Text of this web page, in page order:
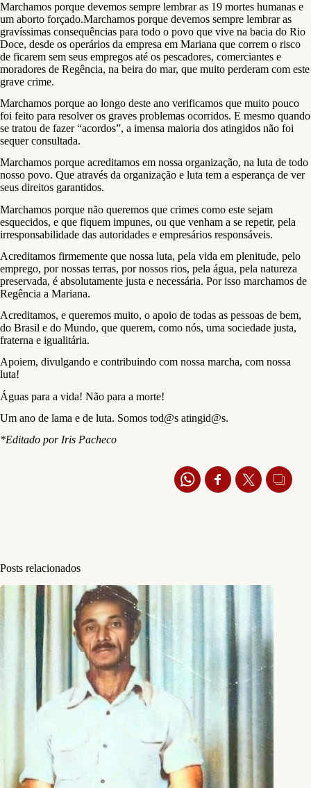
Marchamos porque devemos sempre lembrar as 19 mortes humanas e
um aborto forçado.Marchamos porque devemos sempre lembrar as
gravíssimas consequências para todo o povo que vive na bacia do Rio
Doce, desde os operários da empresa em Mariana que correm o risco
de ficarem sem seus empregos até os pescadores, comerciantes e
moradores de Regência, na beira do mar, que muito perderam com este
grave crime.
Marchamos porque ao longo deste ano verificamos que muito pouco
foi feito para resolver os graves problemas ocorridos. E mesmo quando
se tratou de fazer “acordos”, a imensa maioria dos atingidos não foi
sequer consultada.
Marchamos porque acreditamos em nossa organização, na luta de todo
nosso povo. Que através da organização e luta tem a esperança de ver
seus direitos garantidos.
Marchamos porque não queremos que crimes como este sejam
esquecidos, e que fiquem impunes, ou que venham a se repetir, pela
irresponsabilidade das autoridades e empresários responsáveis.
Acreditamos firmemente que nossa luta, pela vida em plenitude, pelo
emprego, por nossas terras, por nossos rios, pela água, pela natureza
preservada, é absolutamente justa e necessária. Por isso marchamos de
Regência a Mariana.
Acreditamos, e queremos muito, o apoio de todas as pessoas de bem,
do Brasil e do Mundo, que querem, como nós, uma sociedade justa,
fraterna e igualitária.
Apoiem, divulgando e contribuindo com nossa marcha, com nossa
luta!
Águas para a vida! Não para a morte!
Um ano de lama e de luta. Somos tod@s atingid@s.
*Editado por Iris Pacheco
Posts relacionados